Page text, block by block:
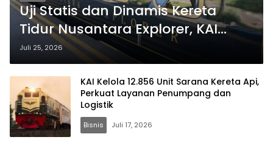
Uji Statis dan Dinamis Kereta
Tidur Nusantara Explorer, KAI
Siapkan Layanan Mewah
Berkonsep Nusantara
Juli 25, 2026
KAI Kelola 12.856 Unit Sarana Kereta Api,
Perkuat Layanan Penumpang dan
Logistik
Bisnis Juli 17, 2026